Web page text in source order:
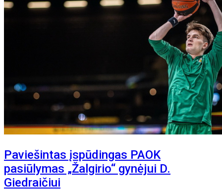
Paviešintas įspūdingas PAOK
pasiūlymas „Žalgirio“ gynėjui D.
Giedraičiui